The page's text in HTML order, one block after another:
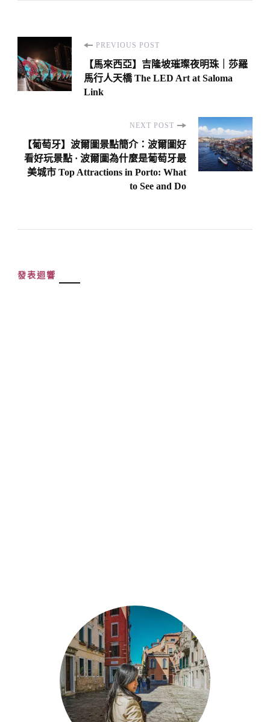
Post
Navigation
PREVIOUS POST
【馬來西亞】吉隆坡璀璨夜明珠｜莎羅
馬行人天橋 The LED Art at Saloma
Link
NEXT POST
【葡萄牙】波爾圖景點簡介：波爾圖好
看好玩景點 · 波爾圖為什麼是葡萄牙最
美城市 Top Attractions in Porto: What
to See and Do
發表迴響